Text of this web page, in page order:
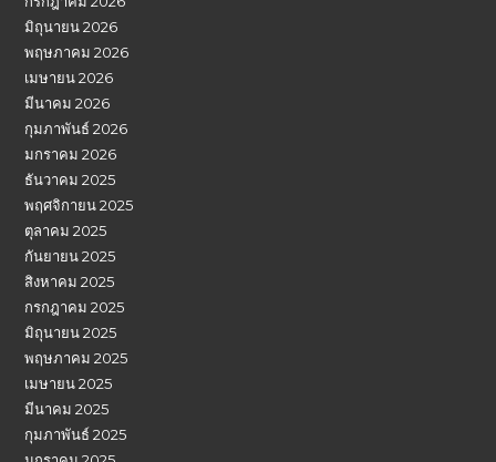
มิถุนายน 2026
พฤษภาคม 2026
เมษายน 2026
มีนาคม 2026
กุมภาพันธ์ 2026
มกราคม 2026
ธันวาคม 2025
พฤศจิกายน 2025
ตุลาคม 2025
กันยายน 2025
สิงหาคม 2025
กรกฎาคม 2025
มิถุนายน 2025
พฤษภาคม 2025
เมษายน 2025
มีนาคม 2025
กุมภาพันธ์ 2025